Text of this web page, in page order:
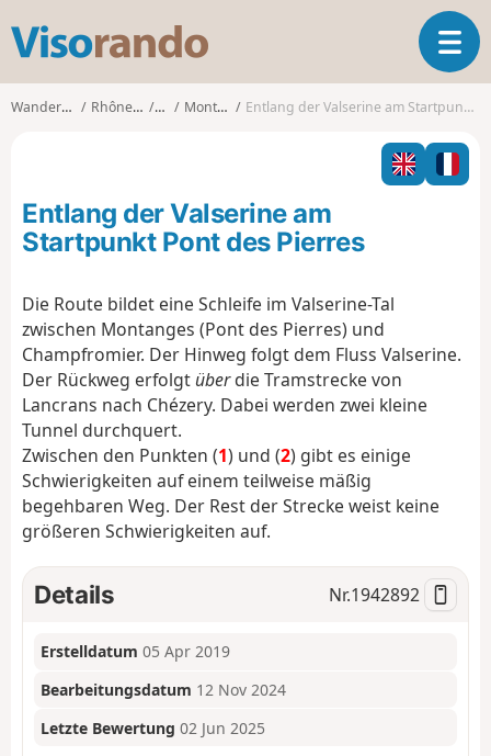
s
o
o
T
o
l
n
i
Wanderungen Rhône-Alpes Ain Montanges Entlang der Valserine am Startpunkt Pont des Pierres
Entlang der Valserine am
Startpunkt Pont des Pierres
Die Route bildet eine Schleife im Valserine-Tal
zwischen Montanges (Pont des Pierres) und
Champfromier. Der Hinweg folgt dem Fluss Valserine.
Der Rückweg erfolgtüberdie Tramstrecke von
Lancrans nach Chézery. Dabei werden zwei kleine
Tunnel durchquert.
Zwischen den Punkten (1) und (2) gibt es einige
Schwierigkeiten auf einem teilweise mäßig
begehbaren Weg. Der Rest der Strecke weist keine
größeren Schwierigkeiten auf.
Details Nr.1942892
Erstelldatum 05 Apr 2019
Bearbeitungsdatum 12 Nov 2024
Letzte Bewertung 02 Jun 2025